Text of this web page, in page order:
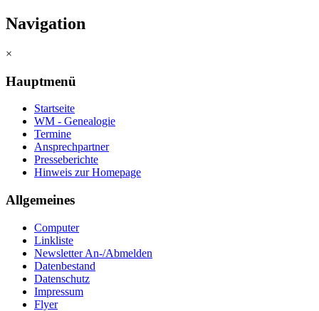
Navigation
×
Hauptmenü
Startseite
WM - Genealogie
Termine
Ansprechpartner
Presseberichte
Hinweis zur Homepage
Allgemeines
Computer
Linkliste
Newsletter An-/Abmelden
Datenbestand
Datenschutz
Impressum
Flyer